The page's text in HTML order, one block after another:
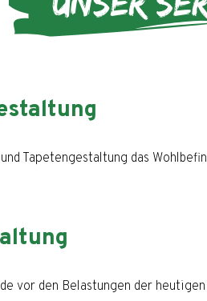
Tapetengestaltung das
vor den Belastungen der